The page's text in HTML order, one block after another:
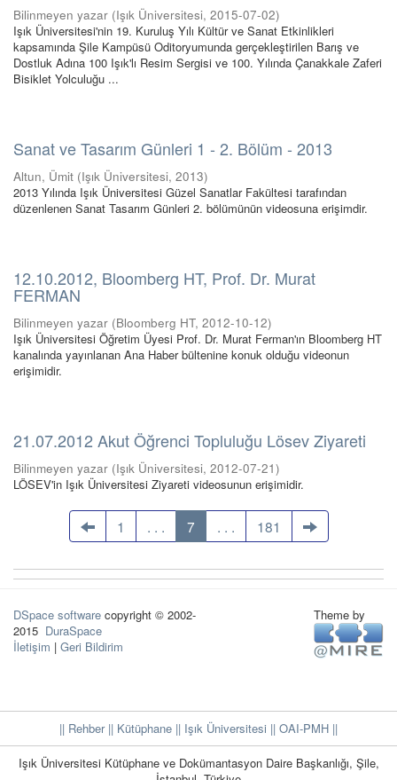
Bilinmeyen yazar (Işık Üniversitesi, 2015-07-02)
Işık Üniversitesi'nin 19. Kuruluş Yılı Kültür ve Sanat Etkinlikleri
kapsamında Şile Kampüsü Oditoryumunda gerçekleştirilen Barış ve
Dostluk Adına 100 Işık'lı Resim Sergisi ve 100. Yılında Çanakkale Zaferi
Bisiklet Yolculuğu ...
Sanat ve Tasarım Günleri 1 - 2. Bölüm - 2013
Altun, Ümit (Işık Üniversitesi, 2013)
2013 Yılında Işık Üniversitesi Güzel Sanatlar Fakültesi tarafından
düzenlenen Sanat Tasarım Günleri 2. bölümünün videosuna erişimdir.
12.10.2012, Bloomberg HT, Prof. Dr. Murat
FERMAN
Bilinmeyen yazar (Bloomberg HT, 2012-10-12)
Işık Üniversitesi Öğretim Üyesi Prof. Dr. Murat Ferman'ın Bloomberg HT
kanalında yayınlanan Ana Haber bültenine konuk olduğu videonun
erişimidir.
21.07.2012 Akut Öğrenci Topluluğu Lösev Ziyareti
Bilinmeyen yazar (Işık Üniversitesi, 2012-07-21)
LÖSEV'in Işık Üniversitesi Ziyareti videosunun erişimidir.
1 . . . 7 . . . 181
DSpace software copyright © 2002-
2015 DuraSpace
İletişim | Geri Bildirim
Theme by
|| Rehber|| Kütüphane || Işık Üniversitesi || OAI-PMH ||
Işık Üniversitesi Kütüphane ve Dokümantasyon Daire Başkanlığı, Şile,